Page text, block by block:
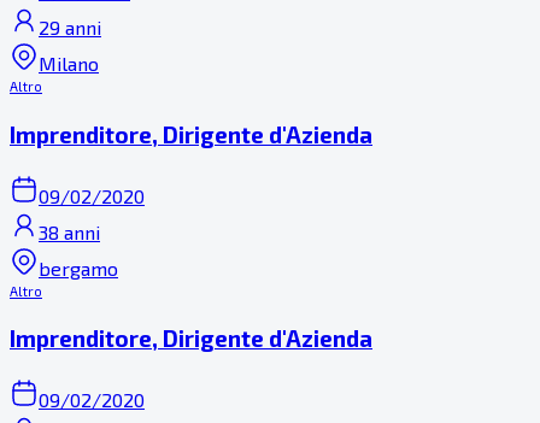
29 anni
Milano
Altro
Imprenditore, Dirigente d'Azienda
09/02/2020
38 anni
bergamo
Altro
Imprenditore, Dirigente d'Azienda
09/02/2020